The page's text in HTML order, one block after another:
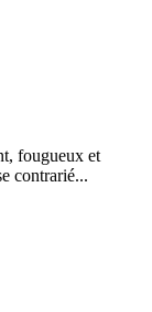
fougueux et
contrarié...